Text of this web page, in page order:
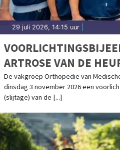
29 juli 2026, 14:15 uur
ARTROSE VAN DE
SCHOUDER IN
De vakgroep Orthopedie van
dinsdag 3 november 2026 een
(slijtage) van de [...]